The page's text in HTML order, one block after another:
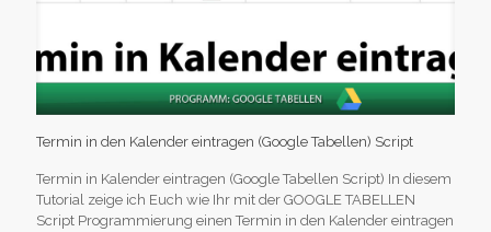
Termin in den Kalender eintragen (Google Tabellen) Script
Termin in Kalender eintragen (Google Tabellen Script) In diesem
Tutorial zeige ich Euch wie Ihr mit der GOOGLE TABELLEN
Script Programmierung einen Termin in den Kalender eintragen